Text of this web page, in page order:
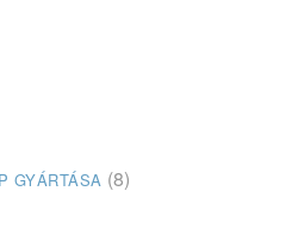
GYÁRTÁSA (8)